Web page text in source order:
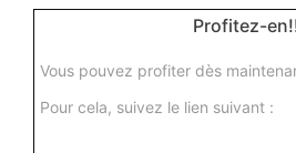
Profitez-
Vous pouvez profiter dès
Pour cela, suivez le lien suivant :